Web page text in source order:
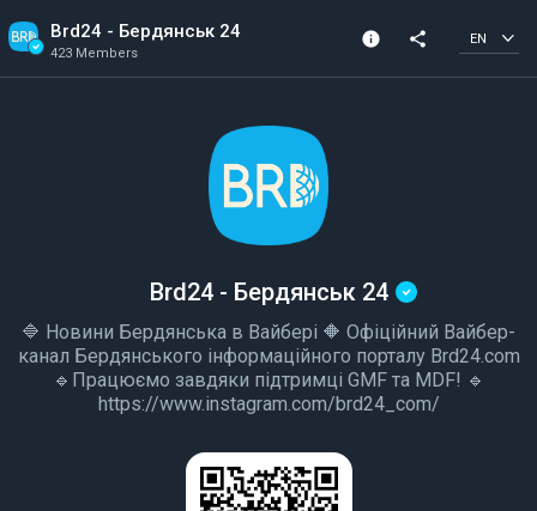
Brd24 - Бердянськ 24
423 Members
info
423 Members
share EN
Brd24 - Бердянськ 24
🔷 Новини Бердянська в Вайбері 🔶 Офіційний Вайбер-
канал Бердянського інформаційного порталу Brd24.com
🔹Працюємо завдяки підтримці GMF та MDF! 🔹
https://www.instagram.com/brd24_com/